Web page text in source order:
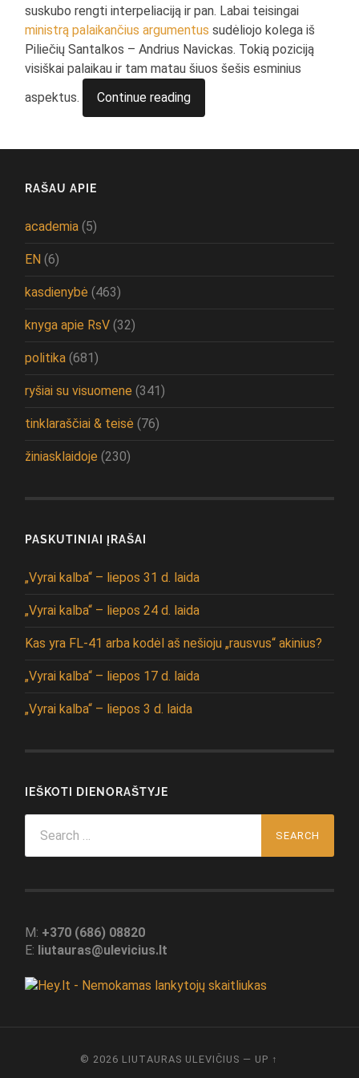
suskubo rengti interpeliaciją ir pan. Labai teisingai
ministrą palaikančius argumentus sudėliojo kolega iš
Piliečių Santalkos – Andrius Navickas. Tokią poziciją
visiškai palaikau ir tam matau šiuos šešis esminius
aspektus.
Continue reading
RAŠAU APIE
academia (5)
EN (6)
kasdienybė (463)
knyga apie RsV (32)
politika (681)
ryšiai su visuomene (341)
tinklaraščiai & teisė (76)
žiniasklaidoje (230)
PASKUTINIAI ĮRAŠAI
„Vyrai kalba“ – liepos 31 d. laida
„Vyrai kalba“ – liepos 24 d. laida
Kas yra FL-41 arba kodėl aš nešioju „rausvus“ akinius?
„Vyrai kalba“ – liepos 17 d. laida
„Vyrai kalba“ – liepos 3 d. laida
IEŠKOTI DIENORAŠTYJE
for:
M: +370 (686) 08820
E: liutauras@ulevicius.lt
© 2026 LIUTAURAS ULEVIČIUS — UP ↑